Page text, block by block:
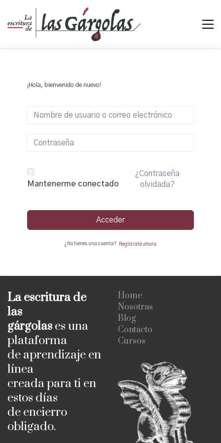
¡Hola, bienvenido de nuevo!
Mantenerme conectado
¿Contraseña
olvidada?
Acceder
¿No tienes una cuenta? Regístrate ahora
La escritura de
las
gárgolas es una
plataforma
de aprendizaje en
línea
creada para ti en
estos días
de encierro
obligado.
Home
Nosotras
Blog
Contacto
Cursos